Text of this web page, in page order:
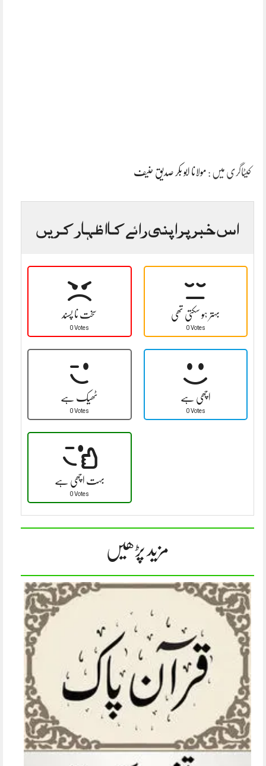
کیٹاگری میں : مولانا ابو بکر صدیق حنیف
اس خبر پر اپنی رائے کا اظہار کریں
سخت نا پسند
0 Votes
بہتر ہو سکتی تھی
0 Votes
ٹھیک ہے
0 Votes
اچھی ہے
0 Votes
بہت اچھی ہے
0 Votes
مزید پڑھیں